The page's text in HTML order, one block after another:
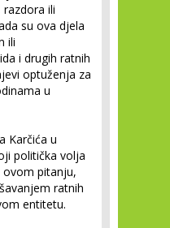
ili
su ova djela
ili
i drugih ratnih
optuženja za
u
Karčića u
politička volja
ovom pitanju,
ratnih
entitetu.